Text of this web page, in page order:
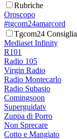
Rubriche
Oroscopo
#tgcom24amarcord
Tgcom24 Consiglia
Mediaset Infinity
R101
Radio 105
Virgin Radio
Radio Montecarlo
Radio Subasio
Comingsoon
Superguidatv
Zuppa di Porro
Non Sprecare
Cotto e Mangiato